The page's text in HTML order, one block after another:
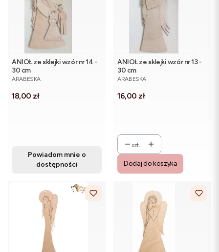
ANIOŁ ze sklejki wzór nr 14 -
30 cm
PRODUCENT
ARABESKA
Cena
18,00 zł
Powiadom mnie o
dostępności
ANIOŁ ze sklejki wzór nr 13 -
30 cm
PRODUCENT
ARABESKA
Cena
16,00 zł
szt.
Dodaj do koszyka